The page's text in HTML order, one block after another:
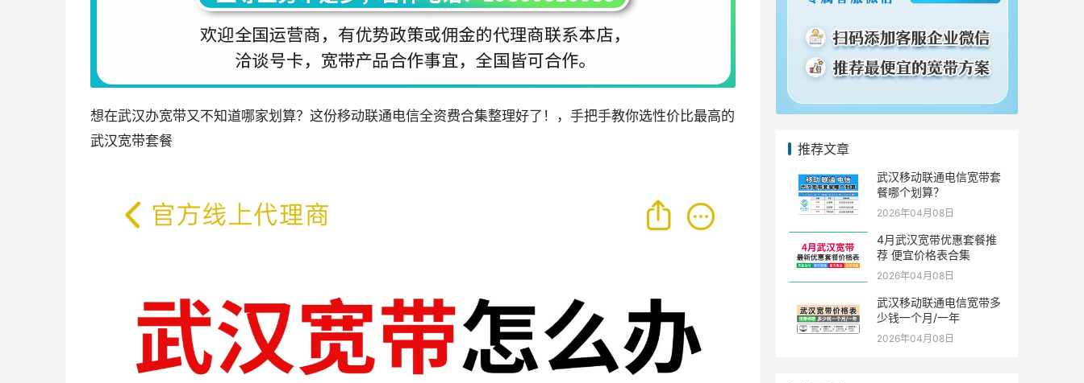
想在武汉办宽带又不知道哪家划算？这份移动联通电信全资费合集整理好了！，手把手教你选性价比最高的
武汉宽带套餐
推荐文章
武汉移动联通电信宽带套
餐哪个划算？
2026年04月08日
4月武汉宽带优惠套餐推
荐 便宜价格表合集
2026年04月08日
武汉移动联通电信宽带多
少钱一个月/一年
2026年04月08日